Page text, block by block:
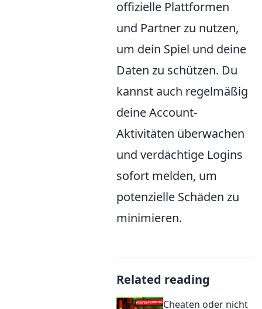
offizielle Plattformen
und Partner zu nutzen,
um dein Spiel und deine
Daten zu schützen. Du
kannst auch regelmäßig
deine Account-
Aktivitäten überwachen
und verdächtige Logins
sofort melden, um
potenzielle Schäden zu
minimieren.
Related reading
Cheaten oder nicht